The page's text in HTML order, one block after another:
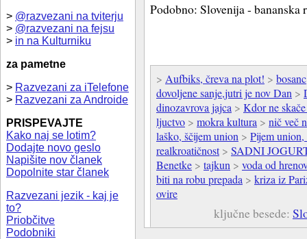
> @razvezani na tviterju
> @razvezani na fejsu
> in na Kulturniku
za pametne
> Razvezani za iTelefone
> Razvezani za Androide
PRISPEVAJTE
Kako naj se lotim?
Dodajte novo geslo
Napišite nov članek
Dopolnite star članek
Razvezani jezik - kaj je
to?
Priobčitve
Podobniki
Podobno: Slovenija - bananska
> Aufbiks, čreva na plot! > bosanc
dovoljene sanje,jutri je nov Dan >
dinozavrova jajca > Kdor ne
ljuctvo > mokra kultura > nič več
laško, ščijem union > Pijem
realkroatičnost> SADNI
Benetke > tajkun > voda od
biti na robu prepada > kriza iz
ovire
ključne besede: